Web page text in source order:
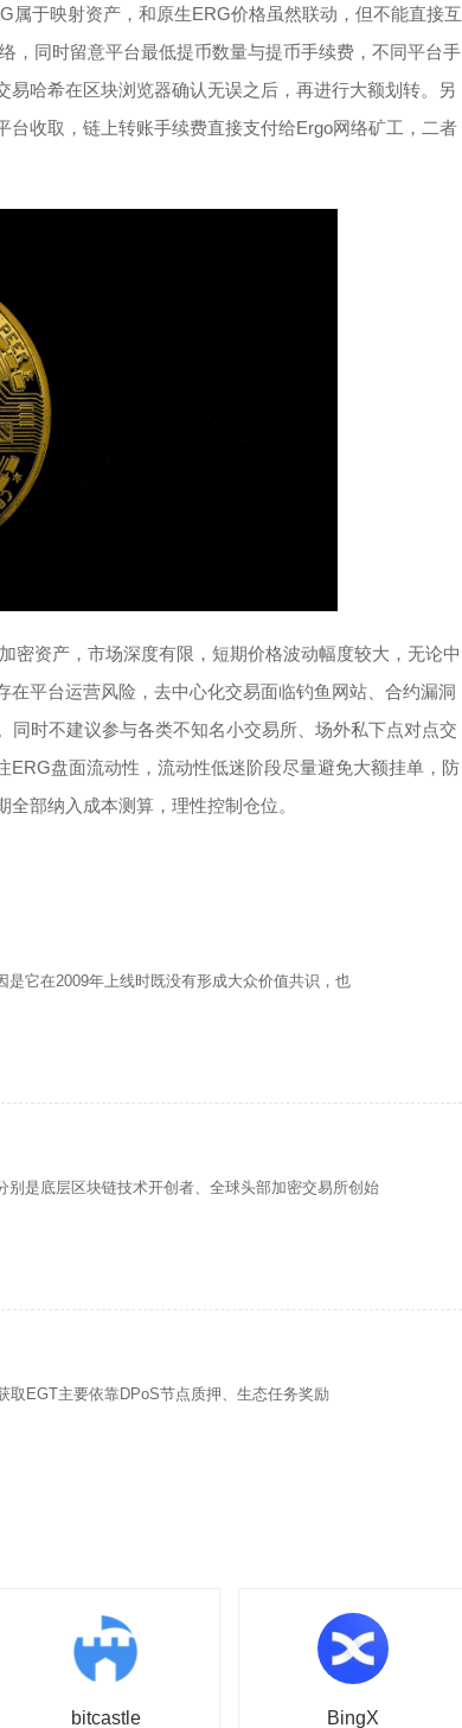
属于映射资产，和原生ERG价格虽然联动，但不能直接互
，同时留意平台最低提币数量与提币手续费，不同平台手
哈希在区块浏览器确认无误之后，再进行大额划转。另
收取，链上转账手续费直接支付给Ergo网络矿工，二者
密资产，市场深度有限，短期价格波动幅度较大，无论中
平台运营风险，去中心化交易面临钓鱼网站、合约漏洞
时不建议参与各类不知名小交易所、场外私下点对点交
盘面流动性，流动性低迷阶段尽量避免大额挂单，防
部纳入成本测算，理性控制仓位。
它在2009年上线时既没有形成大众价值共识，也
是底层区块链技术开创者、全球头部加密交易所创始
取EGT主要依靠DPoS节点质押、生态任务奖励
bitcastle BingX